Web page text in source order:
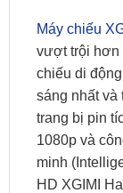
Máy chiếu
vượt trội hơn
chiếu di
sáng nhất
trang bị pin
1080p và
minh
HD XGIMI